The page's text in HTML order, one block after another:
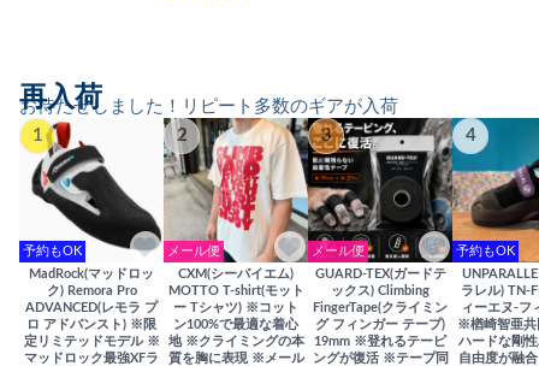
お待たせしました！リピート多数のギアが入荷
再入荷
1
予約もOK
MadRock(マッドロッ
ク) Remora Pro
ADVANCED(レモラ プ
ロ アドバンスト) ※限
定リミテッドモデル ※
マッドロック最強XFラ
2
メール便
CXM(シーバイエム)
MOTTO T-shirt(モット
ー Tシャツ) ※コット
ン100%で最適な着心
地 ※クライミングの本
質を胸に表現 ※メール
3
メール便
GUARD-TEX(ガードテ
ックス) Climbing
FingerTape(クライミン
グ フィンガー テープ)
19mm ※登れるテーピ
ングが復活 ※テープ同
4
予約もOK
ラレル) TN-
ィーエヌ-フ
※楢崎智亜
ハードな剛
自由度が融